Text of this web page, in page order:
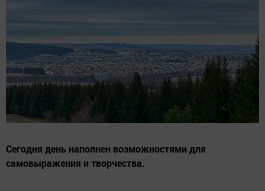
Сегодня день наполнен возможностями для
самовыражения и творчества.